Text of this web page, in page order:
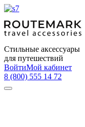
Стильные аксессуары
для путешествий
ВойтиМой кабинет
8 (800) 555 14 72